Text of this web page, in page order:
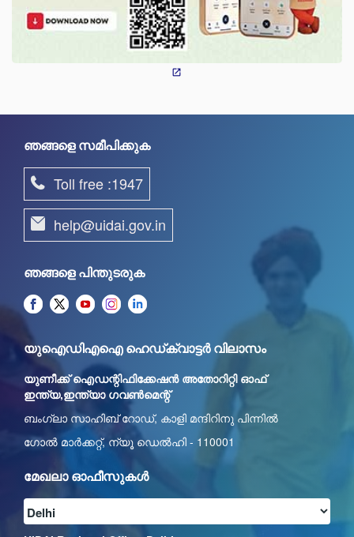
ഞങ്ങളെ സമീപിക്കുക
Toll free :1947
help@uidai.gov.in
ഞങ്ങളെ പിന്തുടരുക
യുഐഡിഎഐ ഹെഡ്ക്വാട്ടർ വിലാസം
യുണീക്ക് ഐഡന്റിഫിക്കേഷൻ അതോറിറ്റി ഓഫ്
ഇന്ത്യ,ഇന്ത്യാ ഗവൺമെന്റ്
ബംഗ്ലാ സാഹിബ് റോഡ്, കാളി മന്ദിറിനു പിന്നിൽ
ഗോൽ മാർക്കറ്റ്, ന്യൂ ഡെൽഹി - 110001
മേഖലാ ഓഫീസുകൾ